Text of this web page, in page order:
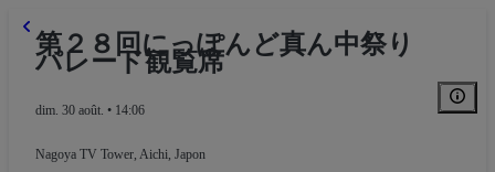
第２８回にっぽんど真ん中祭り
パレード観覧席
dim. 30 août. • 14:06
Nagoya TV Tower, Aichi, Japon